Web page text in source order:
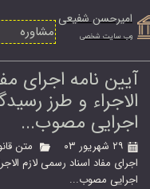
مشاوره
امیرحسن شفیعی
​وب سایت شخصی
آیین‌ نامه اجرای
الاجراء و طرز
اجرایی مصوب...
۲۹ شهریور ۰۳ متن
اجرای مفاد اسناد رسمی لازم
اجرایی مصوب...